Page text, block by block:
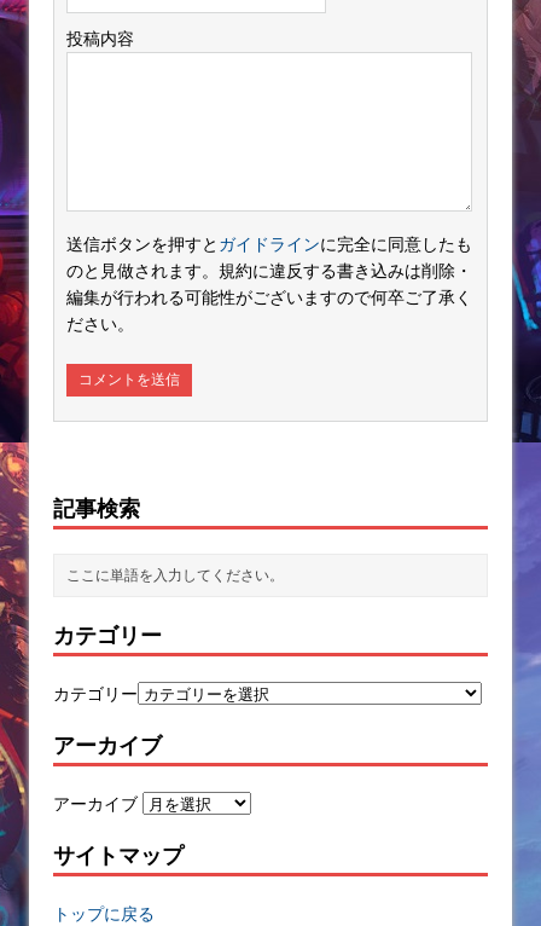
投稿内容
送信ボタンを押すと ガイドラインに完全に同意したも
のと見做されます。規約に違反する書き込みは削除・
編集が行われる可能性がございますので何卒ご了承く
ださい。
記事検索
カテゴリー
カテゴリー
アーカイブ
アーカイブ
サイトマップ
トップに戻る